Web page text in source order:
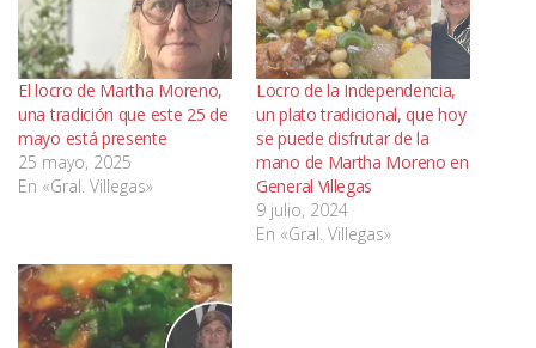
El locro de Martha Moreno,
una tradición que este 25 de
mayo está presente
25 mayo, 2025
En «Gral. Villegas»
Locro de la Independencia,
un plato tradicional, que hoy
se puede disfrutar de la
mano de Martha Moreno en
General Villegas
9 julio, 2024
En «Gral. Villegas»